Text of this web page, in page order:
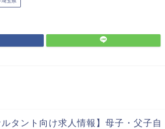
ルタント向け求人情報】母子・父子自